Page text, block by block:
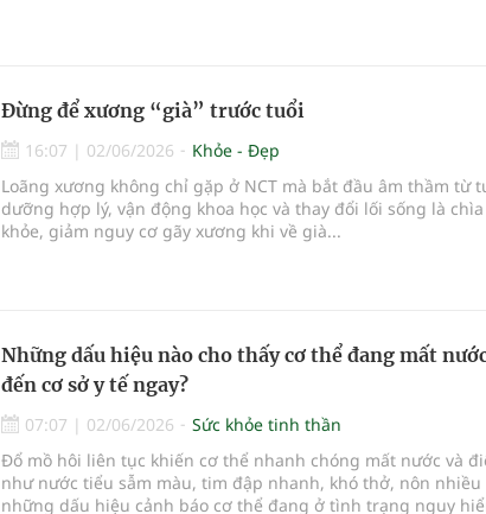
Đừng để xương “già” trước tuổi
16:07 | 02/06/2026
Khỏe - Đẹp
Loãng xương không chỉ gặp ở NCT mà bắt đầu âm thầm từ
dưỡng hợp lý, vận động khoa học và thay đổi lối sống là
khỏe, giảm nguy cơ gãy xương khi về già...
Những dấu hiệu nào cho thấy cơ thể đang mất
đến cơ sở y tế ngay?
07:07 | 02/06/2026
Sức khỏe tinh thần
Đổ mồ hôi liên tục khiến cơ thể nhanh chóng mất nước và
như nước tiểu sẫm màu, tim đập nhanh, khó thở, nôn nhiều
những dấu hiệu cảnh báo cơ thể đang ở tình trạng nguy